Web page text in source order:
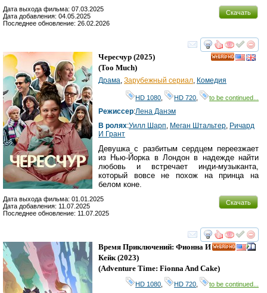
Скачать
Дата выхода фильма: 07.03.2025
Дата добавления: 04.05.2025
Последнее обновление: 26.02.2026
смотреть
Чересчур (2025)
(Too Much)
Драма, Зарубежный сериал, Комедия
HD 1080 HD 720 to be continued...
Режиссер:Лена Данэм
В ролях:Уилл Шарп, Меган Штальтер, Ричард
И Грант
Девушка с разбитым сердцем переезжает
из Нью-Йорка в Лондон в надежде найти
любовь и встречает инди-музыканта,
который вовсе не похож на принца на
белом коне.
Скачать
Дата выхода фильма: 01.01.2025
Дата добавления: 11.07.2025
Последнее обновление: 11.07.2025
смотреть
Время Приключений: Фионна И
Кейк(2023)
(Adventure Time: Fionna And Cake)
HD 1080 HD 720 to be continued...